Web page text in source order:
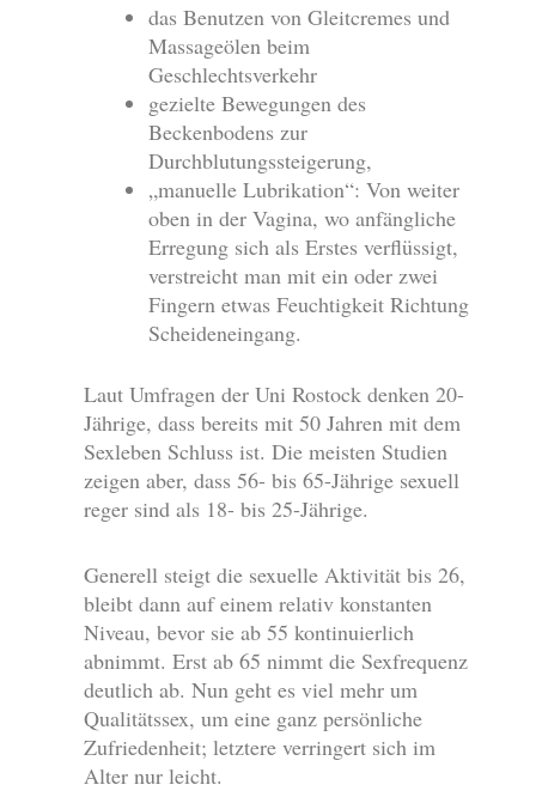
das Benutzen von Gleitcremes und
Massageölen beim
Geschlechtsverkehr
gezielte Bewegungen des
Beckenbodens zur
Durchblutungssteigerung,
„manuelle Lubrikation“: Von weiter
oben in der Vagina, wo anfängliche
Erregung sich als Erstes verflüssigt,
verstreicht man mit ein oder zwei
Fingern etwas Feuchtigkeit Richtung
Scheideneingang.
Laut Umfragen der Uni Rostock denken 20-
Jährige, dass bereits mit 50 Jahren mit dem
Sexleben Schluss ist. Die meisten Studien
zeigen aber, dass 56- bis 65-Jährige sexuell
reger sind als 18- bis 25-Jährige.
Generell steigt die sexuelle Aktivität bis 26,
bleibt dann auf einem relativ konstanten
Niveau, bevor sie ab 55 kontinuierlich
abnimmt. Erst ab 65 nimmt die Sexfrequenz
deutlich ab. Nun geht es viel mehr um
Qualitätssex, um eine ganz persönliche
Zufriedenheit; letztere verringert sich im
Alter nur leicht.